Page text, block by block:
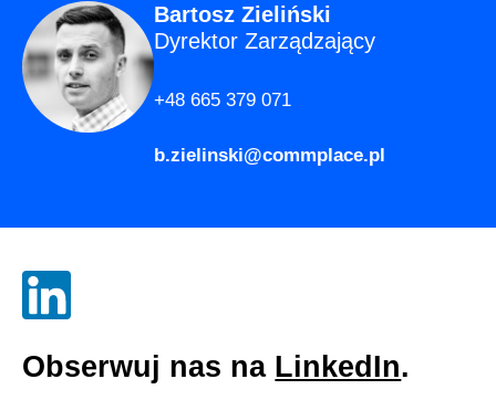
Bartosz Zieliński
Dyrektor Zarządzający
+48 665 379 071
b.zielinski@commplace.pl
Obserwuj nas na LinkedIn.